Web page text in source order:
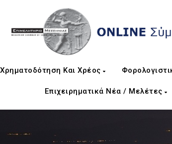
Χρηματοδότηση Και Χρέος
Επιχειρηματικά Νέα / Μελέτες